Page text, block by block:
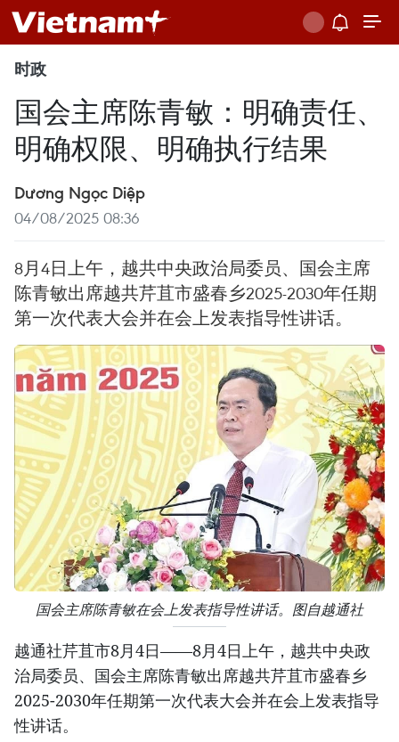
时政
国会主席陈青敏：明确责任、
明确权限、明确执行结果
Dương Ngọc Diệp
04/08/2025 08:36
8月4日上午，越共中央政治局委员、国会主席
陈青敏出席越共芹苴市盛春乡2025-2030年任期
第一次代表大会并在会上发表指导性讲话。
国会主席陈青敏在会上发表指导性讲话。图自越通社
越通社芹苴市8月4日——8月4日上午，越共中央政
治局委员、国会主席陈青敏出席越共芹苴市盛春乡
2025-2030年任期第一次代表大会并在会上发表指导
性讲话。